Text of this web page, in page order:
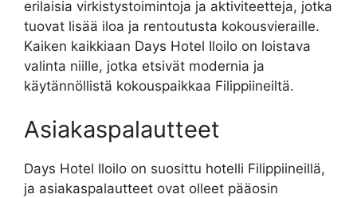
erilaisia virkistystoimintoja ja aktiviteetteja, jotka
tuovat lisää iloa ja rentoutusta kokousvieraille.
Kaiken kaikkiaan Days Hotel Iloilo on loistava
valinta niille, jotka etsivät modernia ja
käytännöllistä kokouspaikkaa Filippiineiltä.
Asiakaspalautteet
Days Hotel Iloilo on suosittu hotelli Filippiineillä,
ja asiakaspalautteet ovat olleet pääosin